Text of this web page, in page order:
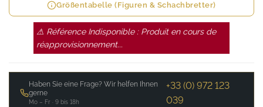
Größentabelle (Figuren & Schachbretter)
⚠ Référence Indisponible : Produit en cours de
réapprovisionnement...
Haben Sie eine Frage? Wir helfen Ihnen
gerne
Mo – Fr · 9 bis 18h
+33 (0) 972 123
039